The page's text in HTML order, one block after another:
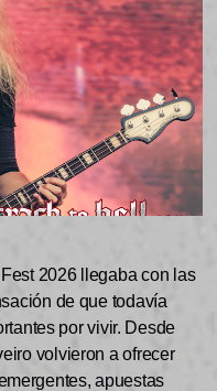
2026 llegaba con las
de que todavía
por vivir. Desde
volvieron a ofrecer
apuestas